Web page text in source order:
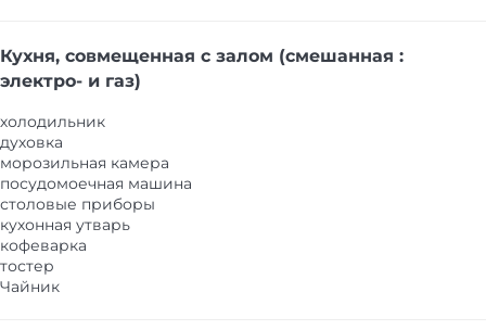
Кухня, совмещенная с залом (смешанная :
электро- и газ)
холодильник
духовка
морозильная камера
посудомоечная машина
столовые приборы
кухонная утварь
кофеварка
тостер
Чайник